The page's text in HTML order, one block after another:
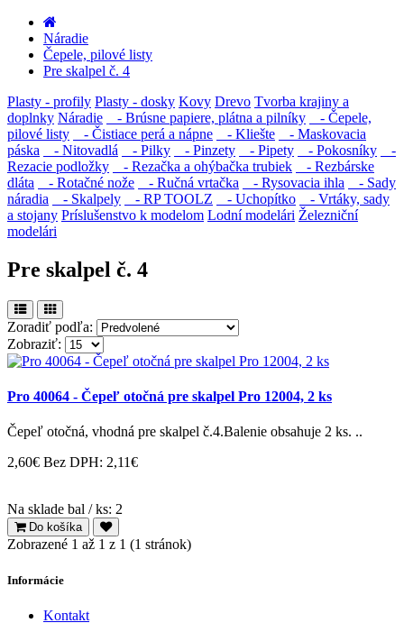
Náradie
Čepele, pilové listy
Pre skalpel č. 4
Plasty - profily Plasty - dosky Kovy Drevo Tvorba krajiny a
doplnky Náradie - Brúsne papiere, plátna a pilníky
- Čepele,
pilové listy
- Čistiace perá a nápne - Kliešte
- Maskovacia
páska
- Nitovadlá - Pilky - Pinzety - Pipety - Pokosníky
-
Rezacie podložky
- Rezačka a ohýbačka trubiek
- Rezbárske
dláta
- Rotačné nože - Ručná vrtačka - Rysovacia ihla
- Sady
náradia
- Skalpely - RP TOOLZ - Uchopítko
- Vrtáky, sady
a stojany Príslušenstvo k modelom Lodní modelári Železniční
modelári
Pre skalpel č. 4
Zoradiť podľa:
Zobraziť:
Pro 40064 - Čepeľ otočná pre skalpel Pro 12004, 2 ks
Čepeľ otočná, vhodná pre skalpel č.4.Balenie obsahuje 2 ks. ..
2,60€ Bez DPH: 2,11€
Na sklade bal / ks: 2
Do košíka
Zobrazené 1 až 1 z 1 (1 stránok)
Informácie
Kontakt